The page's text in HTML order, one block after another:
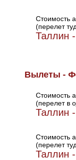
Стоимость
(перелет
Таллин
Вылеты -
Стоимость
(перелет в
Таллин
Стоимость
(перелет
Таллин